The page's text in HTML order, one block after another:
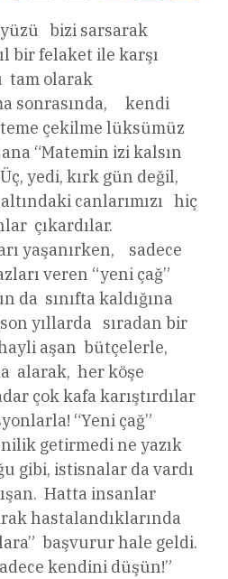
yüzü bizi sarsarak
bir felaket ile karşı
tam olarak
sonrasında, kendi
çekilme lüksümüz
“Matemin izi kalsın
yedi, kırk gün değil,
canlarımızı hiç
çıkardılar.
yaşanırken, sadece
veren “yeni çağ”
da sınıfta kaldığına
yıllarda sıradan bir
aşan bütçelerle,
alarak, her köşe
çok kafa karıştırdılar
“Yeni çağ”
getirmedi ne yazık
gibi, istisnalar da vardı
Hatta insanlar
hastalandıklarında
başvurur hale geldi.
kendini düşün!”